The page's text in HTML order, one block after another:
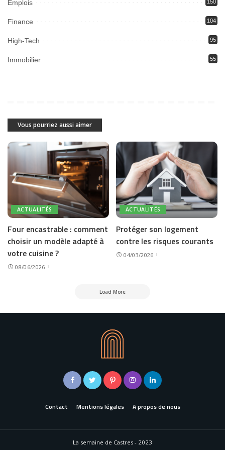
Emplois 150
Finance 104
High-Tech 95
Immobilier 55
Vous pourriez aussi aimer
ACTUALITÉS
Four encastrable : comment
choisir un modèle adapté à
votre cuisine ?
08/06/2026
ACTUALITÉS
Protéger son logement
contre les risques courants
04/03/2026
Load More
Contact Mentions légales A propos de nous
La semaine de Castres - 2023